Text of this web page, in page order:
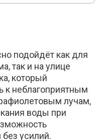
подойдёт как для
так и на улице
который
к неблагоприятным
лучам,
воды при
без усилий.